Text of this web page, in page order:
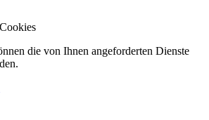
die von Ihnen angeforderten Dienste